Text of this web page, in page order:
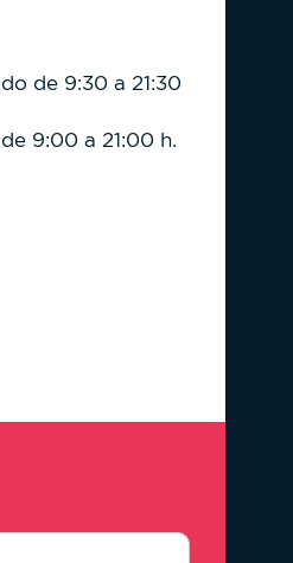
de 9:30 a 21:30
9:00 a 21:00 h.